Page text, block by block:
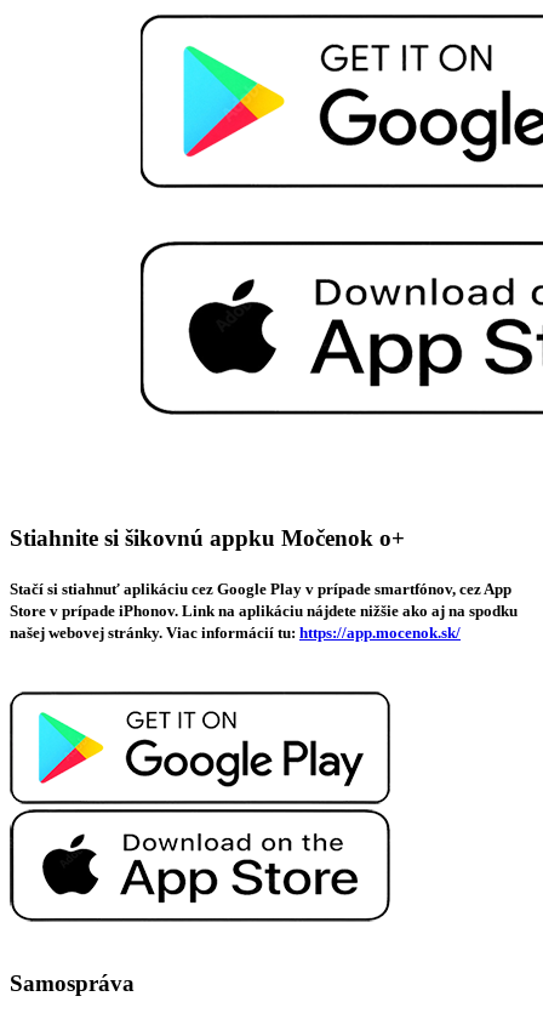
Stiahnite si šikovnú appku Močenok o+
Stačí si stiahnuť aplikáciu cez Google Play v prípade smartfónov, cez App
Store v prípade iPhonov. Link na aplikáciu nájdete nižšie ako aj na spodku
našej webovej stránky. Viac informácií tu: https://app.mocenok.sk/
Samospráva